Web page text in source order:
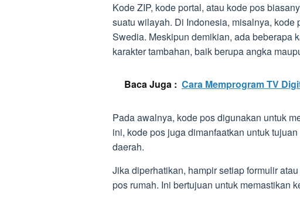
Kode ZIP, kode portal, atau kode pos
suatu wilayah. Di Indonesia, misalnya,
Swedia. Meskipun demikian, ada beberapa
karakter tambahan, baik berupa angka
Baca Juga : Cara Memprogram TV
Pada awalnya, kode pos digunakan untuk
ini, kode pos juga dimanfaatkan untuk
daerah.
Jika diperhatikan, hampir setiap formulir
pos rumah. Ini bertujuan untuk memastikan